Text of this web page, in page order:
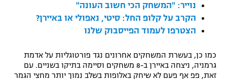
תנאי שימוש
מדיניות פרטיות
ספורט אתגרי ואקסטרים
אומנויות לחימה
גיימינג E-Sports
נוייר: "המשחק הכי חשוב העונה"
הקרב על קלופ החל: סיטי, נאפולי או באיירן?
הצטרפו לעמוד הפייסבוק שלנו
כמו כן, בעשרת המשחקים אחרונים נגד פורטוגליות על אדמת
גרמניה, ניצחה באיירן ב-8 משחקים וסיימה בתיקו בשניים. עם
זאת, פפ אף פעם לא שיחק באלופות בשלב נמוך יותר מחצי הגמר